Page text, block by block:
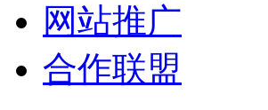
网站推广
合作联盟